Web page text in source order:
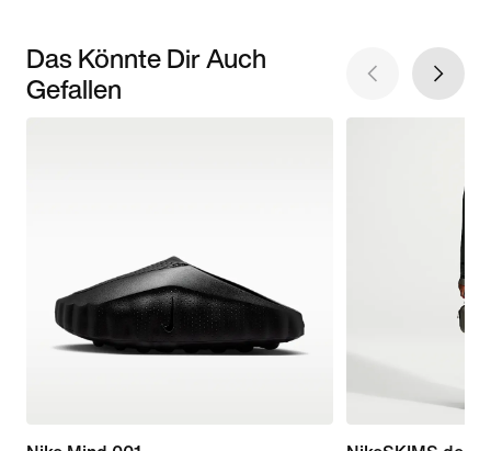
Das Könnte Dir Auch
Gefallen